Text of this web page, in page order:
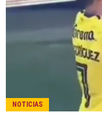
NOTICIAS